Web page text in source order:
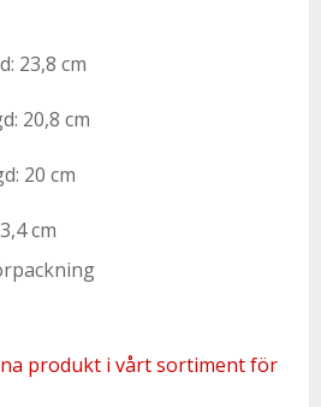
23,8 cm
20,8 cm
20 cm
cm
produkt i vårt sortiment för